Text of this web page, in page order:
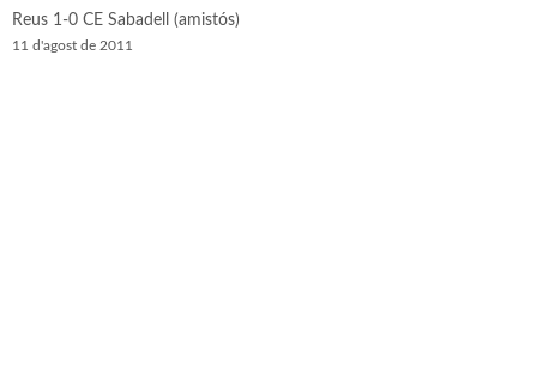
Reus 1-0 CE Sabadell (amistós)
11 d'agost de 2011